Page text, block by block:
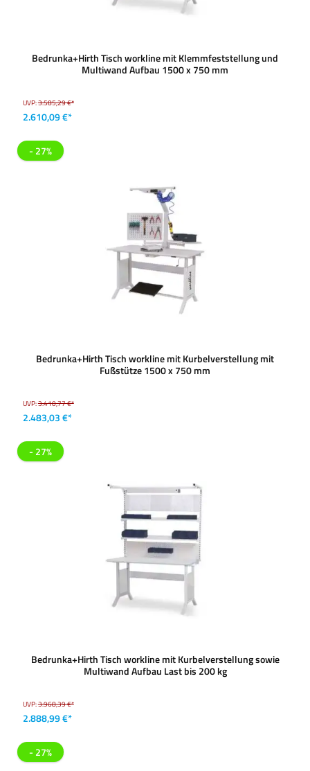
Bedrunka+Hirth Tisch workline mit Klemmfeststellung und
Multiwand Aufbau 1500 x 750 mm
UVP:3.585,29 €*
2.610,09 €*
- 27%
Bedrunka+Hirth Tisch workline mit Kurbelverstellung mit
Fußstütze 1500 x 750 mm
UVP:3.410,77 €*
2.483,03 €*
- 27%
Bedrunka+Hirth Tisch workline mit Kurbelverstellung sowie
Multiwand Aufbau Last bis 200 kg
UVP:3.968,39 €*
2.888,99 €*
- 27%